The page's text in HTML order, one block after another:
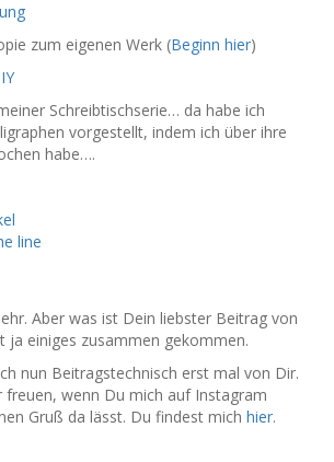
zum eigenen Werk (Beginn hier)
Schreibtischserie… da habe ich
vorgestellt, indem ich über ihre
habe….
line
Aber was ist Dein liebster Beitrag von
ja einiges zusammen gekommen.
nun Beitragstechnisch erst mal von Dir.
freuen, wenn Du mich auf Instagram
Gruß da lässt. Du findest mich hier.